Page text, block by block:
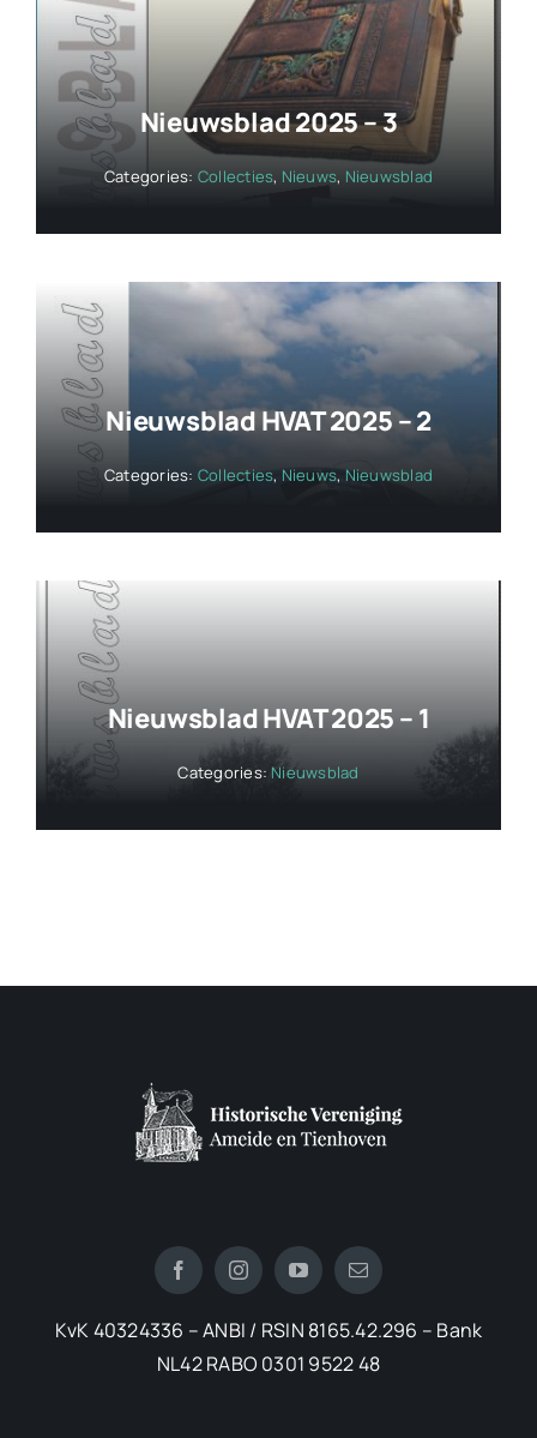
Nieuwsblad 2025 – 3
Categories: Collecties, Nieuws, Nieuwsblad
Nieuwsblad HVAT 2025 – 2
Categories: Collecties, Nieuws,Nieuwsblad
Nieuwsblad HVAT 2025 – 1
Categories:Nieuwsblad
KvK 40324336 – ANBI / RSIN 8165.42.296 – Bank
NL42 RABO 0301 9522 48